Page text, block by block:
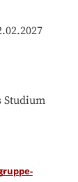
Studium